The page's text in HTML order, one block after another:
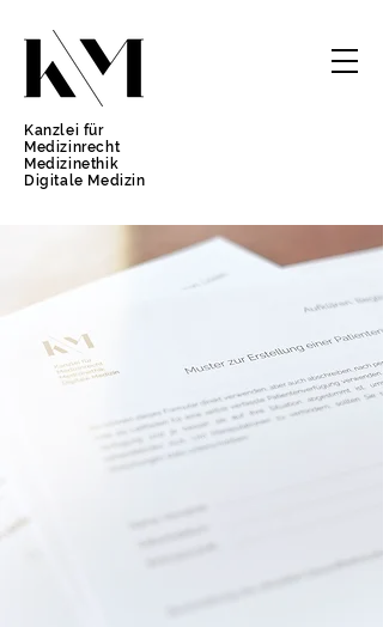
Kanzlei für
Medizinrecht
Medizinethik
Digitale Medizin